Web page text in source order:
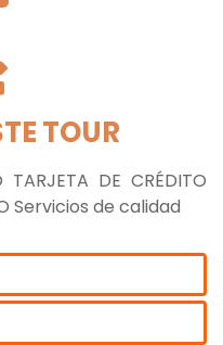
TOUR
TARJETA DE CRÉDITO
Servicios de calidad